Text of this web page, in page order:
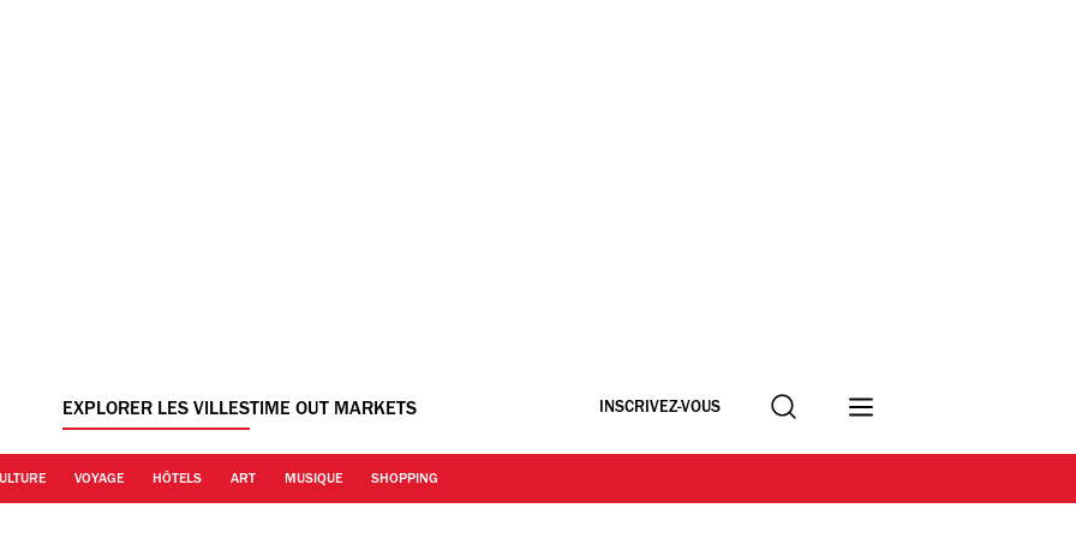
EXPLORER LES VILLESTIME OUT MARKETS INSCRIVEZ-VOUS Recherche
VOYAGE HÔTELS ART MUSIQUE SHOPPING